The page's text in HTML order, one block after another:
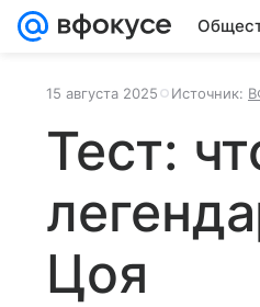
15 августа 2025 Источник:
Тест:
Цоя